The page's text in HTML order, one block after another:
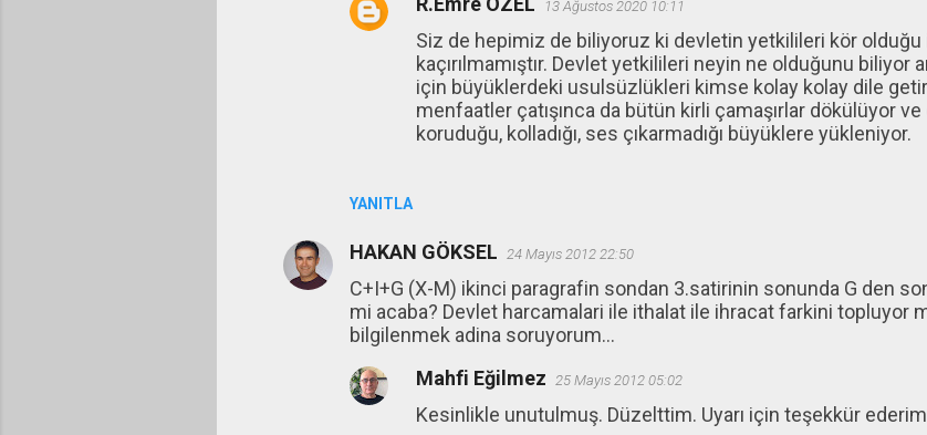
YANITLA
13 Ağustos 2020 10:11
Siz de hepimiz de biliyoruz ki devletin yetkilileri kör olduğu
kaçırılmamıştır. Devlet yetkilileri neyin ne olduğunu
için büyüklerdeki usulsüzlükleri kimse kolay kolay dile
menfaatler çatışınca da bütün kirli çamaşırlar dökülüyor
koruduğu, kolladığı, ses çıkarmadığı büyüklere yükleniyor.
HAKAN GÖKSEL 24 Mayıs 2012 22:50
C+I+G (X-M) ikinci paragrafin sondan 3.satirinin sonunda G den
mi acaba? Devlet harcamalari ile ithalat ile ihracat farkini topluyor
bilgilenmek adina soruyorum...
Mahfi Eğilmez 25 Mayıs 2012 05:02
Kesinlikle unutulmuş. Düzelttim. Uyarı için teşekkür